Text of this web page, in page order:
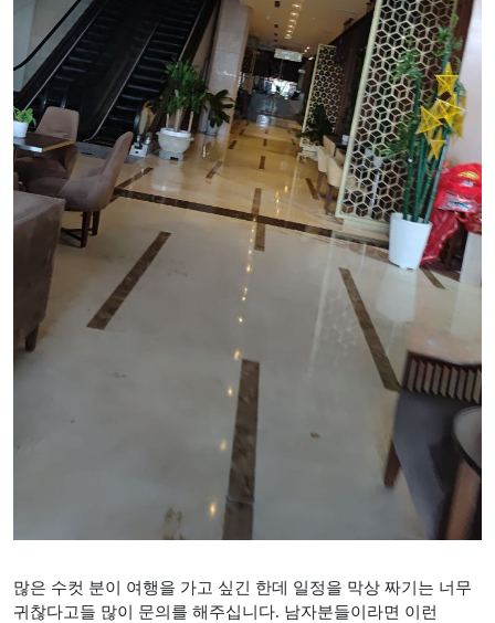
많은 수컷 분이 여행을 가고 싶긴 한데 일정을 막상 짜기는 너무
귀찮다고들 많이 문의를 해주십니다. 남자분들이라면 이런